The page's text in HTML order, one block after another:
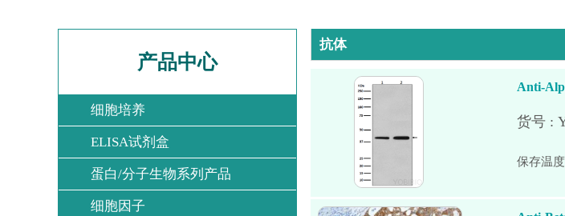
产品中心
细胞培养
ELISA试剂盒
蛋白/分子生物系列产品
细胞因子
抗体
Anti-
保存温